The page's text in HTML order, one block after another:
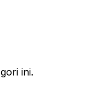
ini.